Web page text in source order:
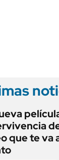
que te va